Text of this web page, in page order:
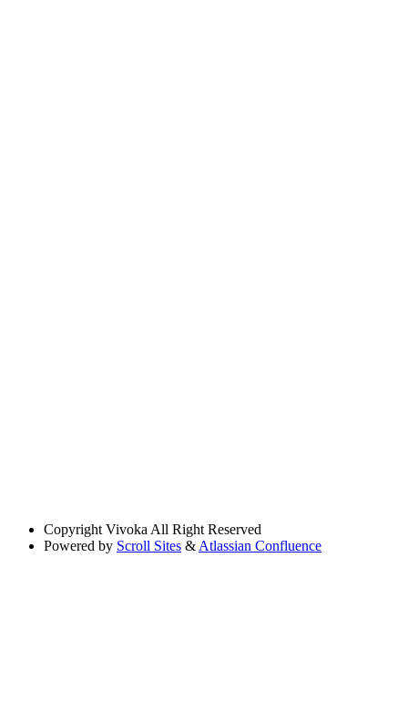
Copyright Vivoka All Right Reserved
Powered by Scroll Sites & Atlassian Confluence